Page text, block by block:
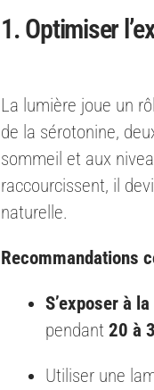
1. Optimiser
La lumière joue un
de la sérotonine,
sommeil et aux
raccourcissent, il
naturelle.
Recommandations
S’exposer à
pendant 20 à
Utiliser une